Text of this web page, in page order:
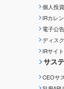
個人投
IRカレ
電子公告
ディス
IRサイ
サス
CEOサ